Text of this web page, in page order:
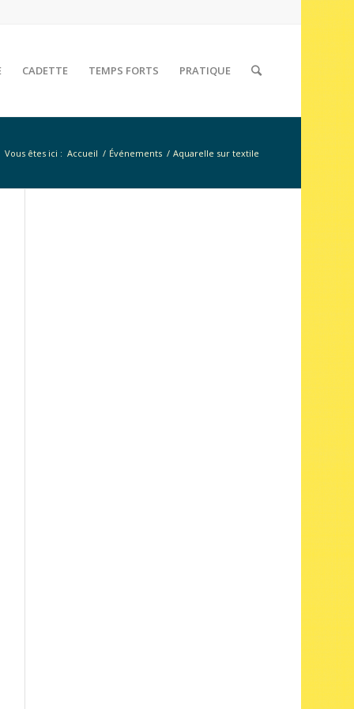
CADETTE TEMPS FORTS PRATIQUE
Vous êtes ici : Accueil / Événements / Aquarelle sur textile